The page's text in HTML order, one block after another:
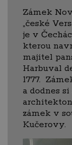
Zámek
„české
je v
kterou
majitel
Harbuval
1777.
a dodnes
zámek v
Kučerovy.